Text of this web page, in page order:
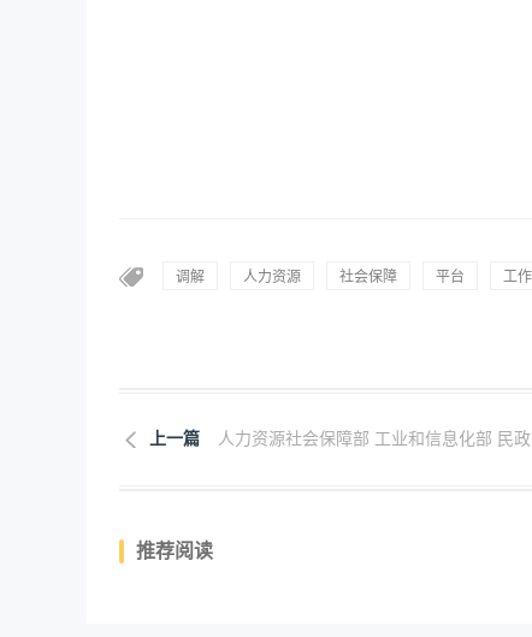
调解 人力资源 社会保障 平台 工作
上一篇 人力资源社会保障部 工业和信息化部 民
推荐阅读